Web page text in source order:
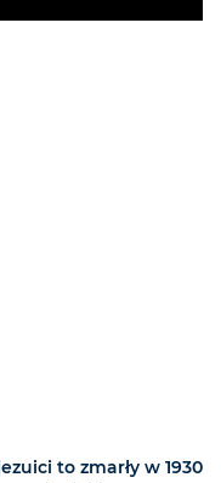
to zmarły w 1930